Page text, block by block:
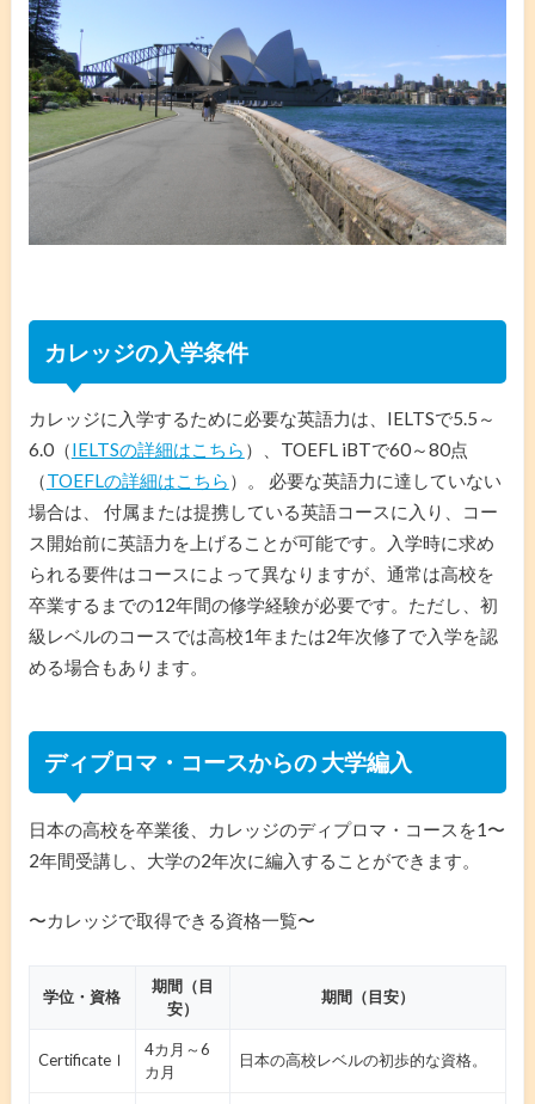
カレッジの入学条件
カレッジに入学するために必要な英語力は、IELTSで5.5～
6.0（IELTSの詳細はこちら ）、TOEFL iBTで60～80点
（TOEFLの詳細はこちら ）。 必要な英語力に達していない
場合は、 付属または提携している英語コースに入り、コー
ス開始前に英語力を上げることが可能です。入学時に求め
られる要件はコースによって異なりますが、通常は高校を
卒業するまでの12年間の修学経験が必要です。ただし、初
級レベルのコースでは高校1年または2年次修了で入学を認
める場合もあります。
ディプロマ・コースからの 大学編入
日本の高校を卒業後、カレッジのディプロマ・コースを1〜
2年間受講し、大学の2年次に編入することができます。
〜カレッジで取得できる資格一覧〜
学位・資格
期間（目
安）
期間（目安）
CertificateⅠ
4カ月～6
カ月
日本の高校レベルの初歩的な資格。